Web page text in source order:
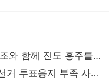
오흐리드 호수서 백조와 함께 진도 홍주를 마시면…
연합뉴스 '6·3 지방선거 투표용지 부족 사태' 보도, 저널리즘 기본 원칙 지킨 모범사례 - 한국기